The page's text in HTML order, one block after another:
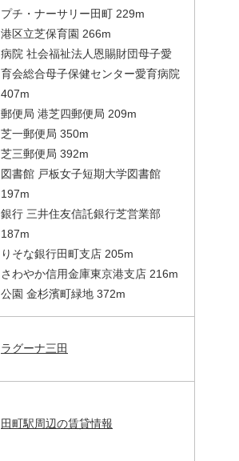
プチ・ナーサリー田町 229m
港区立芝保育園 266m
病院 社会福祉法人恩賜財団母子愛
育会総合母子保健センター愛育病院
407m
郵便局 港芝四郵便局 209m
芝一郵便局 350m
芝三郵便局 392m
図書館 戸板女子短期大学図書館
197m
銀行 三井住友信託銀行芝営業部
187m
りそな銀行田町支店 205m
さわやか信用金庫東京港支店 216m
公園 金杉濱町緑地 372m
ラグーナ三田
田町駅周辺の賃貸情報